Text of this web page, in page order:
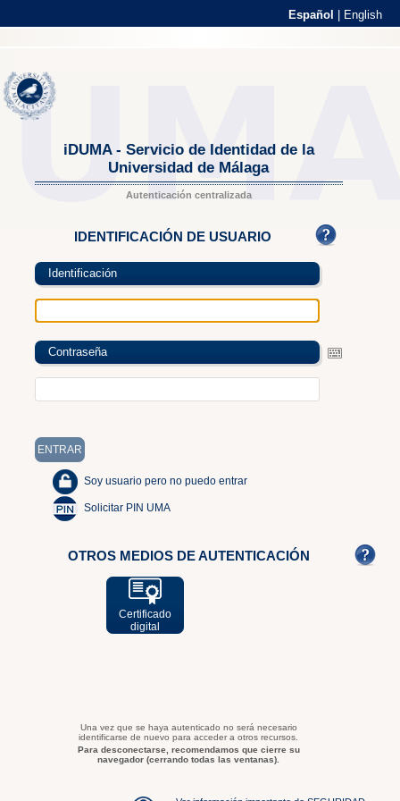
Español English
iDUMA - Servicio de Identidad de la
Universidad de Málaga
Autenticación centralizada
IDENTIFICACIÓN DE USUARIO
Identificación
Contraseña
Soy usuario pero no puedo entrar
Solicitar PIN UMA
OTROS MEDIOS DE AUTENTICACIÓN
Certificado
digital
Una vez que se haya autenticado no será necesario
identificarse de nuevo para acceder a otros recursos.
Para desconectarse, recomendamos que cierre su
navegador (cerrando todas las ventanas).